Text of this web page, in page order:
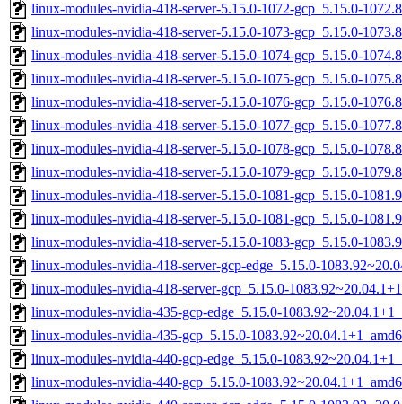
linux-modules-nvidia-418-server-5.15.0-1072-gcp_5.15.0-
linux-modules-nvidia-418-server-5.15.0-1073-gcp_5.15.0-
linux-modules-nvidia-418-server-5.15.0-1074-gcp_5.15.0-
linux-modules-nvidia-418-server-5.15.0-1075-gcp_5.15.0-
linux-modules-nvidia-418-server-5.15.0-1076-gcp_5.15.0-
linux-modules-nvidia-418-server-5.15.0-1077-gcp_5.15.0-
linux-modules-nvidia-418-server-5.15.0-1078-gcp_5.15.0-
linux-modules-nvidia-418-server-5.15.0-1079-gcp_5.15.0-
linux-modules-nvidia-418-server-5.15.0-1081-gcp_5.15.0-
linux-modules-nvidia-418-server-5.15.0-1081-gcp_5.15.0-
linux-modules-nvidia-418-server-5.15.0-1083-gcp_5.15.0-
linux-modules-nvidia-418-server-gcp-edge_5.15.0-
linux-modules-nvidia-418-server-gcp_5.15.0-
linux-modules-nvidia-435-gcp-edge_5.15.0-
linux-modules-nvidia-435-gcp_5.15.0-
linux-modules-nvidia-440-gcp-edge_5.15.0-
linux-modules-nvidia-440-gcp_5.15.0-